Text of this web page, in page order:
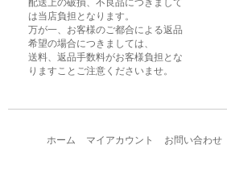
配送上の破損、不良品につきまして
は当店負担となります。
万が一、お客様のご都合による返品
希望の場合につきましては、
送料、返品手数料がお客様負担とな
りますことご注意くださいませ。
ホーム マイアカウント お問い合わせ